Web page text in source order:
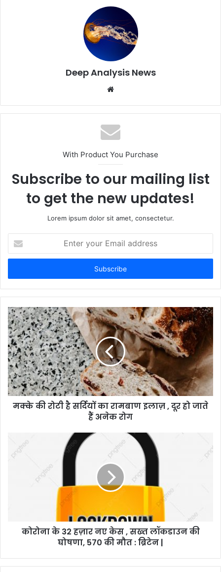
Deep Analysis News
With Product You Purchase
Subscribe to our mailing list
to get the new updates!
Lorem ipsum dolor sit amet, consectetur.
your
Email
मक्के की रोटी है सर्दियों का रामबाण इलाज़ , दूर हो जाते
हैं अनेक रोग
कोरोना के 32 हज़ार नए केस , सख्त लॉकडाउन की
घोषणा, 570 की मौत : ब्रिटेन |